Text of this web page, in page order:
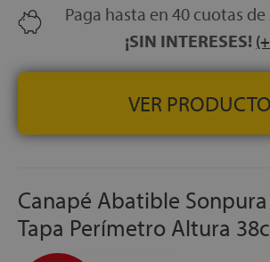
GROSOR DEL CAJÓN:
30 mm de
solidez
Transporte, Montaje y Retirada del antiguo
equivalenteGRATUITO
FABRICACIÓN ESPAÑOLA
Paga hasta en 40 cuotas de
¡SIN INTERESES!
VER PRODUCTO
Canapé Abatible
Tapa Perímetro Altura